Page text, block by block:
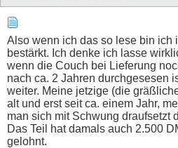
Also wenn ich das so lese bin ich
bestärkt. Ich denke ich lasse
wenn die Couch bei Lieferung
nach ca. 2 Jahren durchgesesen
weiter. Meine jetzige (die
alt und erst seit ca. einem Jahr,
man sich mit Schwung draufsetzt
Das Teil hat damals auch 2.500
gelohnt.